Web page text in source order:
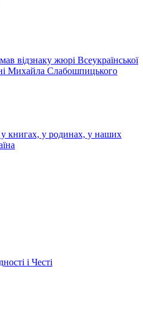
відзнаку жюрі Всеукраїнської
Михайла Слабошпицького
книгах, у родинах, у наших
і Честі